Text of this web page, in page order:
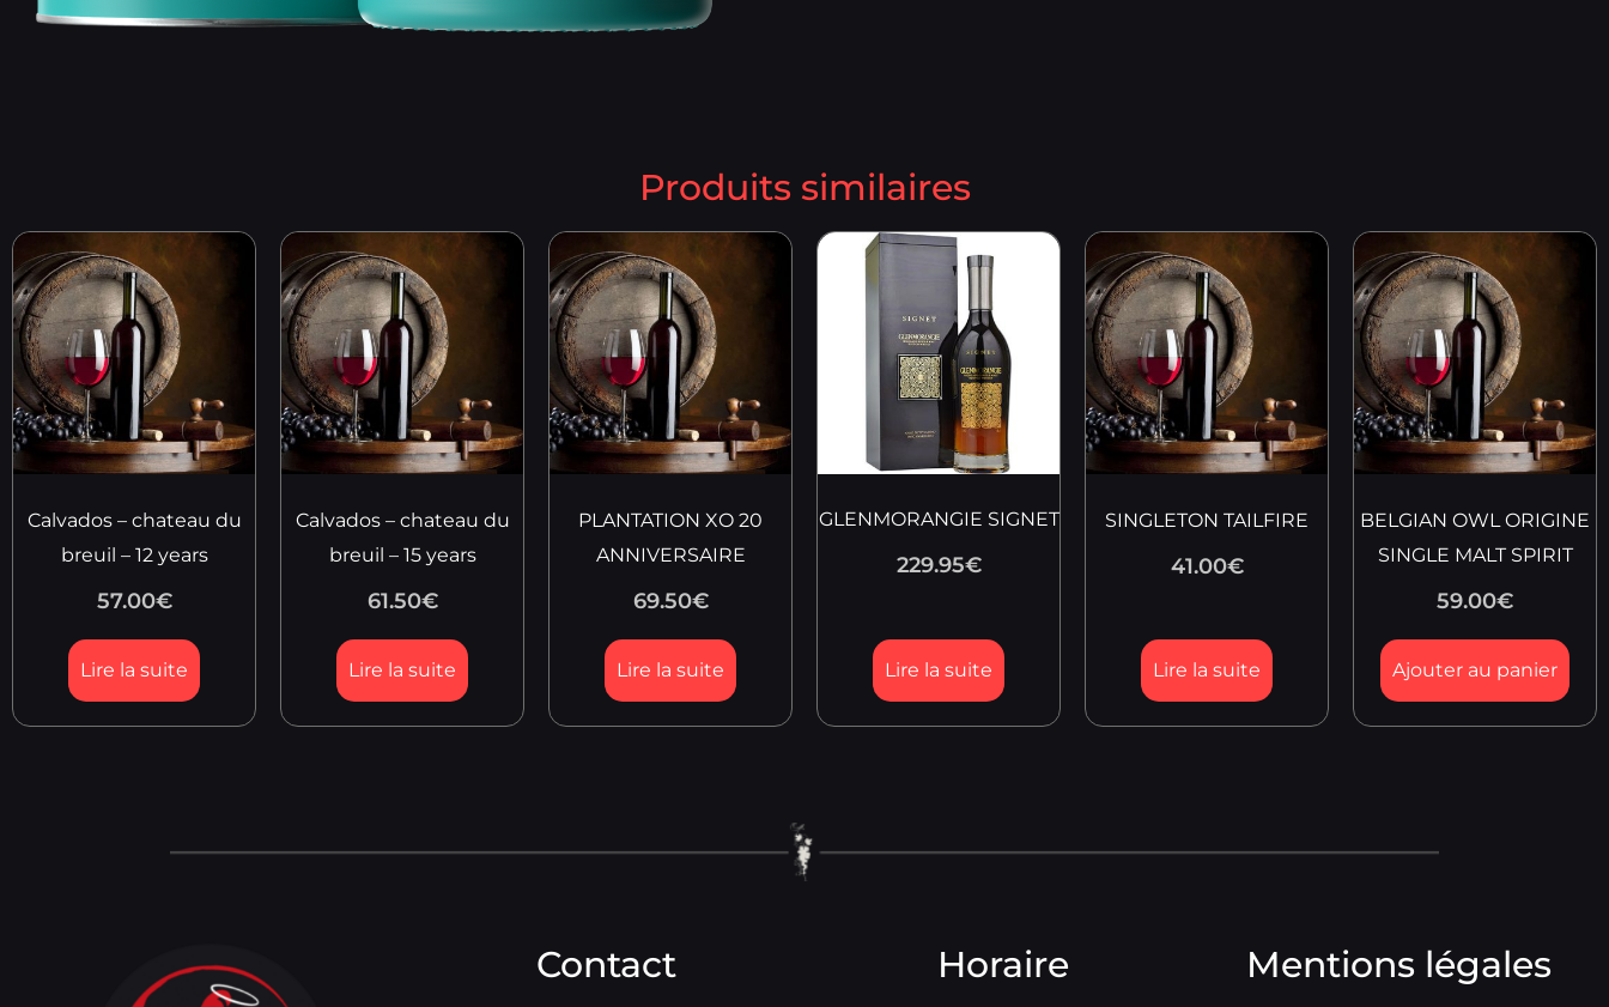
Produits similaires
Calvados – chateau du
breuil – 12 years
57.00€
Lire la suite
Calvados – chateau du
breuil – 15 years
61.50€
Lire la suite
PLANTATION XO 20
ANNIVERSAIRE
69.50€
Lire la suite
GLENMORANGIE SIGNET
229.95€
Lire la suite
SINGLETON TAILFIRE
41.00€
Lire la suite
BELGIAN OWL ORIGINE
SINGLE MALT SPIRIT
59.00€
Ajouter au panier
Contact Horaire Mentions légales